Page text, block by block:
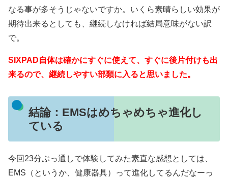
なる事が多そうじゃないですか。いくら素晴らしい効果が
期待出来るとしても、継続しなければ結局意味がない訳
で。
SIXPAD自体は確かにすぐに使えて、すぐに後片付けも出
来るので、継続しやすい部類に入ると思いました。
結論：EMSはめちゃめちゃ進化し
ている
今回23分ぶっ通しで体験してみた素直な感想としては、
EMS（というか、健康器具）って進化してるんだなーっ